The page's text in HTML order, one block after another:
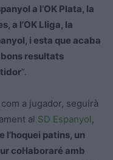
a l’OK Plata, la
a l’OK Lliga, la
i esta que acaba
resultats
”.
a jugador, seguirà
al SD Espanyol,
l’hoquei patins, un
col·laboraré amb